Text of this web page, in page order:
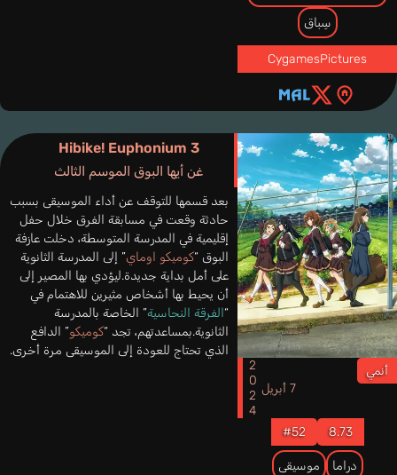
سِباق
CygamesPictures
Hibike! Euphonium 3
غن أيها البوق الموسم الثالث
أنمي
7 أبريل
2024
8.73
#52
دراما موسيقى
بعد قسمها للتوقف عن أداء الموسيقى بسبب
حادثة وقعت في مسابقة الفرق خلال حفل
إقليمية في المدرسة المتوسطة، دخلت عازفة
البوق “كوميكو اوماي” إلى المدرسة الثانوية
على أمل بداية جديدة.ليؤدي بها المصير إلى
أن يحيط بها أشخاص مثيرين للاهتمام في
“الفرقة النحاسية” الخاصة بالمدرسة
الثانوية.بمساعدتهم، تجد “كوميكو” الدافع
الذي تحتاج للعودة إلى الموسيقى مرة أخرى.